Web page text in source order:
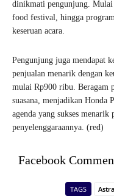
dinikmati pengunjung.
food festival, hingga
keseruan acara.
Pengunjung juga mendapat
penjualan menarik dengan
mulai Rp900 ribu. Beragam
suasana, menjadikan Honda
agenda yang sukses menarik
penyelenggaraannya. (red)
Facebook
TAGS